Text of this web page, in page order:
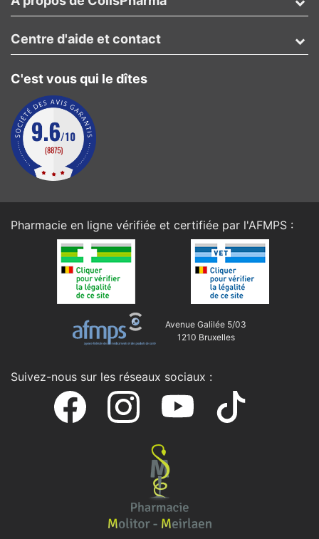
C'est vous qui le dîtes
Centre d'aide et contact
Pharmacie en ligne vérifiée et certifiée par l'AFMPS :
Avenue Galilée 5/03
1210 Bruxelles
Suivez-nous sur les réseaux sociaux :